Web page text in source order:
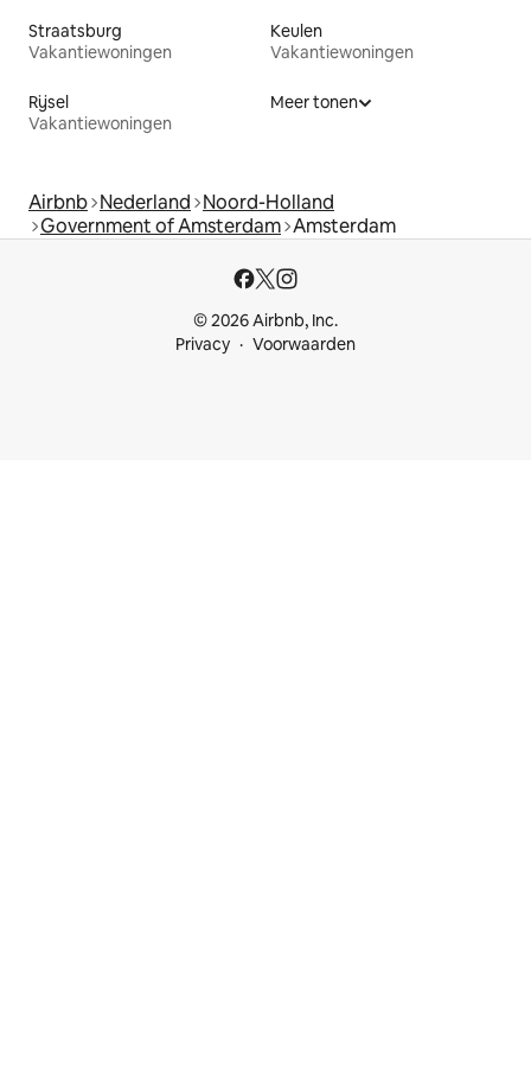
Straatsburg
Vakantiewoningen
Keulen
Vakantiewoningen
Rijsel
Vakantiewoningen
Meer tonen
Airbnb Nederland Noord-Holland
Government of Amsterdam Amsterdam
© 2026 Airbnb, Inc.
Privacy
Voorwaarden